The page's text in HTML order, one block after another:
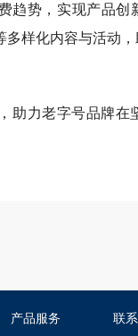
趋势，实现产品创
样化内容与活动，
助力老字号品牌在
产品服务 联